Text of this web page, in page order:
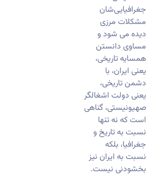
جغرافیایی‌شان
مشکلات مرزی
دیده می شود و
مساوی دانستن
همسایه تاریخی،
یعنی ایران، با
دشمن تاریخی،
یعنی دولت اشغالگر
صهیونیستی، گناهی
است که نه تنها
نسبت به تاریخ و
جغرافیا، بلکه
نسبت به ایران نیز
بخشودنی نیست.